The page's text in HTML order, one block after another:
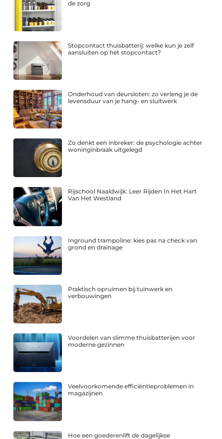
de zorg
Stopcontact thuisbatterij: welke kun je zelf
aansluiten op het stopcontact?
Onderhoud van deursloten: zo verleng je de
levensduur van je hang- en sluitwerk
Zo denkt een inbreker: de psychologie achter
woninginbraak uitgelegd
Rijschool Naaldwijk: Leer Rijden In Het Hart
Van Het Westland
Inground trampoline: kies pas na check van
grond en drainage
Praktisch opruimen bij tuinwerk en
verbouwingen
Voordelen van slimme thuisbatterijen voor
moderne gezinnen
Veelvoorkomende efficiëntieproblemen in
magazijnen
Hoe een goederenlift de dagelijkse